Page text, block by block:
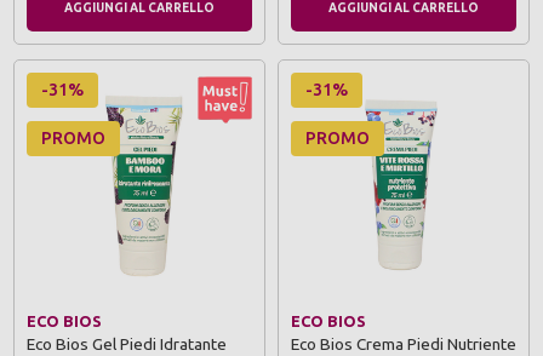
AGGIUNGI AL CARRELLO AGGIUNGI AL CARRELLO
-31%
PROMO
ECO BIOS
Eco Bios Gel Piedi Idratante
-31%
PROMO
ECO BIOS
Eco Bios Crema Piedi Nutriente